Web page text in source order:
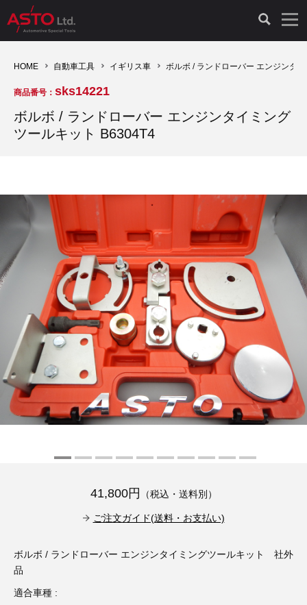
診断機（16）
キープログラマー（4）
ADAS（7）
オプション品（17）
TPMS（4）
その他（9）
診断テスター（10）
キープログラマー（20）
スモークテスター（4）
安定化電源ユニット（8）
バッテリーテスター（4）
古い車両用診断テスター（10）
バイク用診断テスター（7）
その他（20）
HCB TOOLS（45）
AST TOOLS（51）
LASER（39）
ドイツ車（211）
イタリア/フランス車（27）
イギリス車（23）
アメリカ車（15）
スウェーデン車（20）
ホイールロック取り外しツール（6）
オシロスコープ（2）
オシロ関連商品（9）
その他（8）
ドイツ車（427）
イタリア/フランス車（145）
アメリカ車（60）
スウェーデン車（45）
日本車（40）
ロシア（8）
ブレーキキャリパーリペアキット（368）
ライト関連（6）
その他（12）
現品修理（77）
リビルト品（58）
コントロールユニット初期化（3）
イモビライザーOFF（1）
その他（6）
オシロスコープ（10）
アクセサリー（13）
HOME 自動車工具 イギリス車 ボルボ / ランドローバー エンジンタ
商品番号： sks14221
ボルボ / ランドローバー エンジンタイミング
ツールキット B6304T4
41,800円 （税込・送料別）
ご注文ガイド(送料・お支払い)
ボルボ / ランドローバー エンジンタイミングツールキット 社外
品
適合車種 :